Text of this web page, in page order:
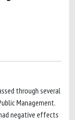
through several
Management.
negative effects